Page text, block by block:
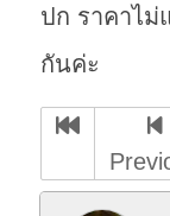
ปก ราคาไม่
กันค่ะ